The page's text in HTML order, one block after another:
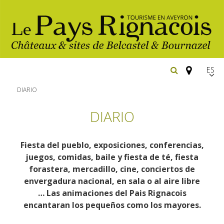
imprescindibles
Belcastel: pueblo y castillo
Bournazel: pueblo y castillo
Los parajes
naturales
Senderismo
Cicloturismo
Equitación
Hoteles y centros
de vacaciones
Restaurantes
DIARIO
DIARIO
Fiesta del pueblo, exposiciones, conferencias,
juegos, comidas, baile y fiesta de té, fiesta
forastera, mercadillo, cine, conciertos de
envergadura nacional, en sala o al aire libre
… Las animaciones del Pais Rignacois
encantaran los pequeños como los mayores.